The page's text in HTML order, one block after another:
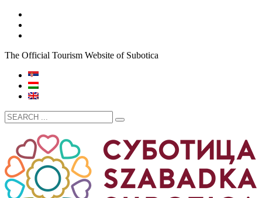
The Official Tourism Website of Subotica